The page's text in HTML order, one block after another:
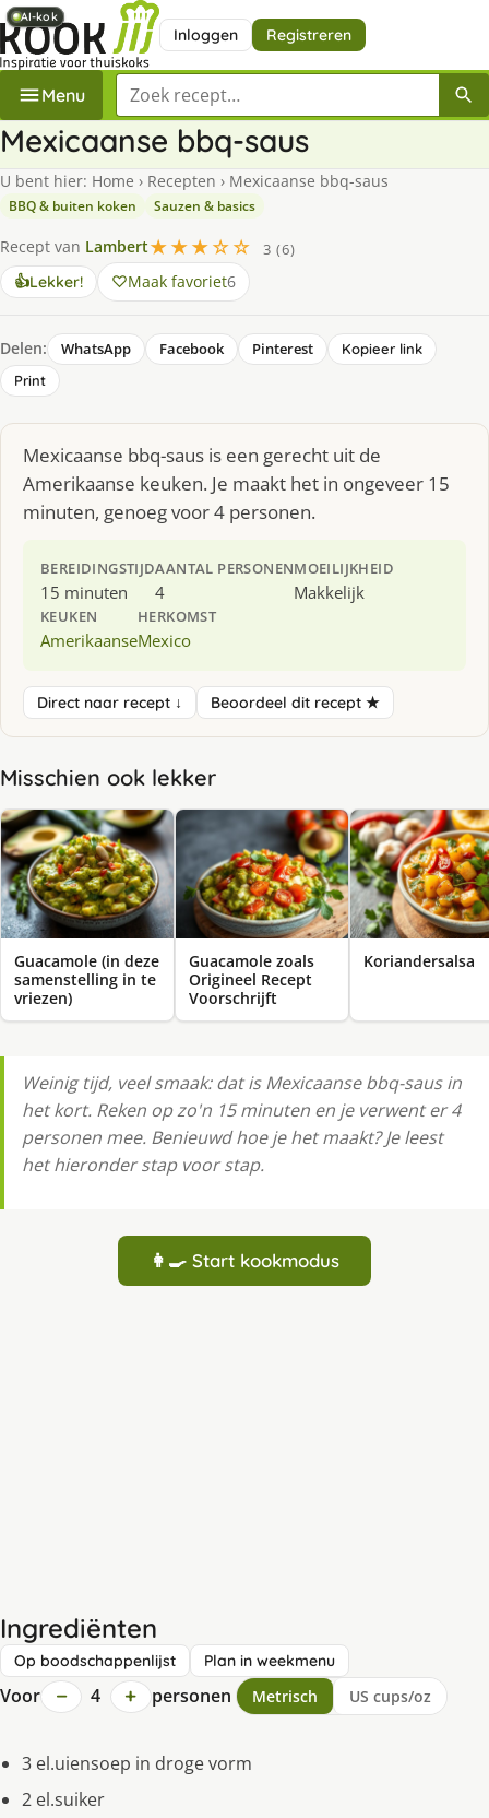
Inloggen Registreren
Menu Zoek een recept
Mexicaanse bbq-saus
U bent hier: Home › Recepten › Mexicaanse bbq-saus
BBQ & buiten koken Sauzen & basics
Recept van Lambert★★★☆☆
3 (6)
👍Lekker! Maak favoriet6
Delen: WhatsApp Facebook Pinterest
Kopieer link
Print
Mexicaanse bbq-saus is een gerecht uit de
Amerikaanse keuken. Je maakt het in ongeveer 15
minuten, genoeg voor 4 personen.
BEREIDINGSTIJD
15 minuten
AANTAL PERSONEN
4
MOEILIJKHEID
Makkelijk
KEUKEN
Amerikaanse
HERKOMST
Mexico
Direct naar recept ↓ Beoordeel dit recept ★
Misschien ook lekker
AI-kok
Guacamole (in deze
samenstelling in te
vriezen)
AI-kok
Guacamole zoals
Origineel Recept
Voorschrijft
AI-kok
Koriandersalsa
Weinig tijd, veel smaak: dat is Mexicaanse bbq-saus in
het kort. Reken op zo'n 15 minuten en je verwent er 4
personen mee. Benieuwd hoe je het maakt? Je leest
het hieronder stap voor stap.
👩‍🍳 Start kookmodus
Ingrediënten
Op boodschappenlijst Plan in weekmenu
Voor − 4 + personen Metrisch US cups/oz
3 el.uiensoep in droge vorm
2 el.suiker